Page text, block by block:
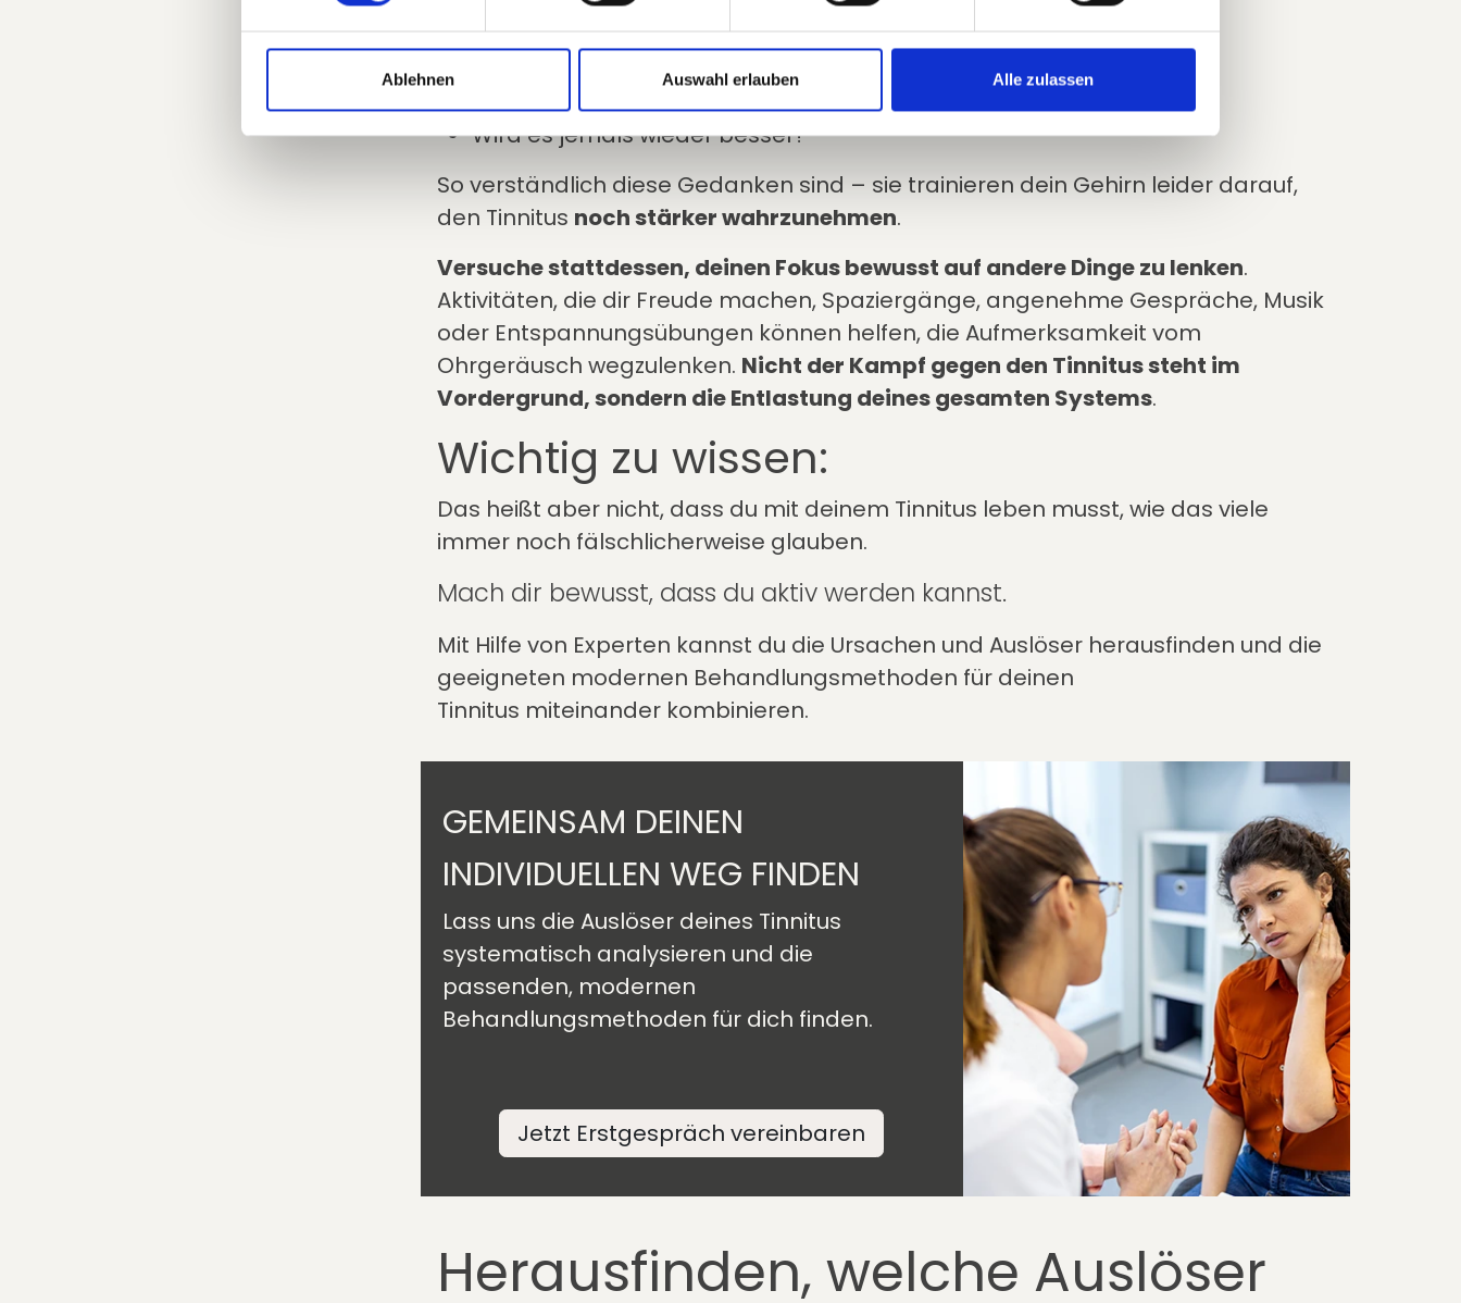
Ablehnen Auswahl erlauben Alle zulassen
Ist das Geräusch noch da?
Ist es lauter geworden?
Wird es jemals wieder besser?
So verständlich diese Gedanken sind – sie trainieren dein Gehirn leider darauf,
den Tinnitus noch stärker wahrzunehmen.
Versuche stattdessen, deinen Fokus bewusst auf andere Dinge zu lenken.
Aktivitäten, die dir Freude machen, Spaziergänge, angenehme Gespräche, Musik
oder Entspannungsübungen können helfen, die Aufmerksamkeit vom
Ohrgeräusch wegzulenken. Nicht der Kampf gegen den Tinnitus steht im
Vordergrund, sondern die Entlastung deines gesamten Systems.
Wichtig zu wissen:
Das heißt aber nicht, dass du mit deinem Tinnitus leben musst, wie das viele
immer noch fälschlicherweise glauben.
Mach dir bewusst, dass du aktiv werden kannst.
Mit Hilfe von Experten kannst du die Ursachen und Auslöser herausfinden und die
geeigneten modernen Behandlungsmethoden für deinen
Tinnitus miteinander kombinieren.
GEMEINSAM DEINEN
INDIVIDUELLEN WEG FINDEN
Lass uns die Auslöser deines Tinnitus
systematisch analysieren und die
passenden, modernen
Behandlungsmethoden für dich finden.
Jetzt Erstgespräch vereinbaren
Herausfinden, welche Auslöser